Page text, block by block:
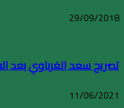
29/09/2018
تصريح سعد الغرباوي بعد
11/06/2021